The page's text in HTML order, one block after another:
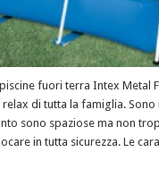
fuori terra Intex Metal
di tutta la famiglia.
sono spaziose ma non
in tutta sicurezza. Le